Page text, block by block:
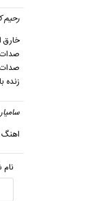
رحيم
خارق
سامیار
اهنگ
نام